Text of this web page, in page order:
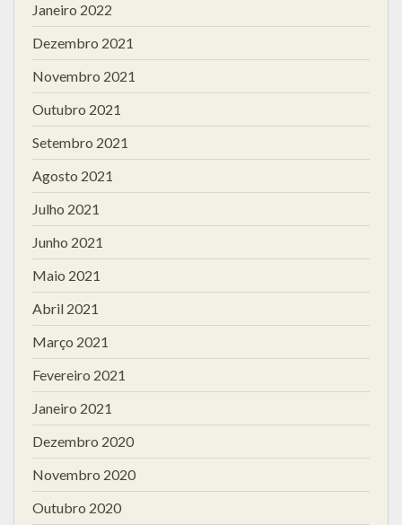
Janeiro 2022
Dezembro 2021
Novembro 2021
Outubro 2021
Setembro 2021
Agosto 2021
Julho 2021
Junho 2021
Maio 2021
Abril 2021
Março 2021
Fevereiro 2021
Janeiro 2021
Dezembro 2020
Novembro 2020
Outubro 2020